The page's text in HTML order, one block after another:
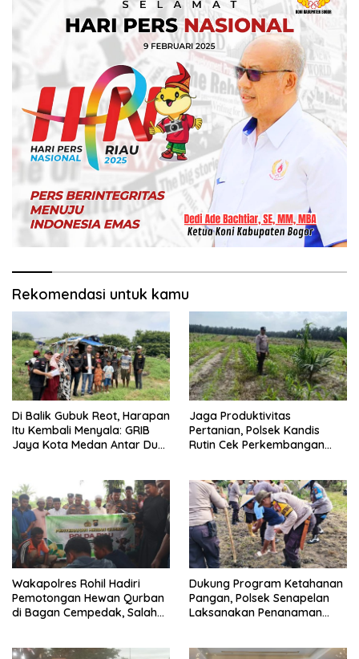
Rekomendasi untuk kamu
Di Balik Gubuk Reot, Harapan
Itu Kembali Menyala: GRIB
Jaya Kota Medan Antar Dua
Jaga Produktivitas
Pertanian, Polsek Kandis
Rutin Cek Perkembangan
Wakapolres Rohil Hadiri
Pemotongan Hewan Qurban
di Bagan Cempedak, Salah
Dukung Program Ketahanan
Pangan, Polsek Senapelan
Laksanakan Penanaman